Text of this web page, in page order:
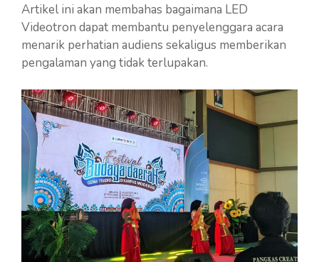
Artikel ini akan membahas bagaimana LED
Videotron dapat membantu penyelenggara acara
menarik perhatian audiens sekaligus memberikan
pengalaman yang tidak terlupakan.